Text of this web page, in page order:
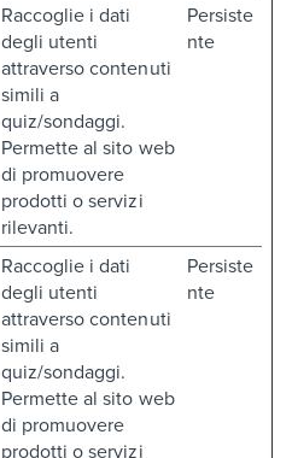
Raccoglie i dati
degli utenti
attraverso contenuti
simili a
quiz/sondaggi.
Permette al sito web
di promuovere
prodotti o servizi
rilevanti.
Persiste
nte
Raccoglie i dati
degli utenti
attraverso contenuti
simili a
quiz/sondaggi.
Permette al sito web
di promuovere
prodotti o servizi
Persiste
nte